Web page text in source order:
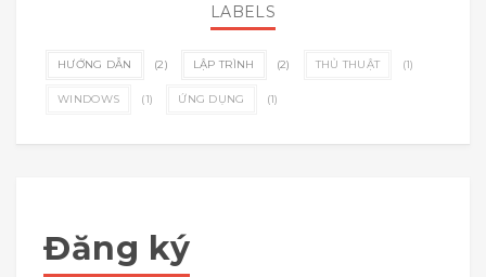
LABELS
HƯỚNG DẪN (2) LẬP TRÌNH (2) THỦ THUẬT (1)
WINDOWS (1) ỨNG DỤNG (1)
Đăng ký